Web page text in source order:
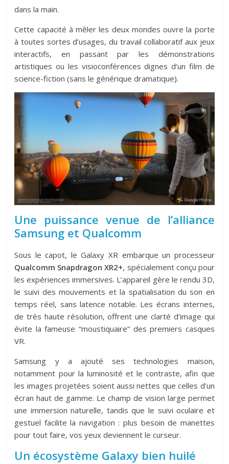
dans la main.
Cette capacité à mêler les deux mondes ouvre la porte
à toutes sortes d’usages, du travail collaboratif aux jeux
interactifs, en passant par les démonstrations
artistiques ou les visioconférences dignes d’un film de
science-fiction (sans le générique dramatique).
Une puissance venue de l’alliance
Samsung et Qualcomm
Sous le capot, le Galaxy XR embarque un processeur
Qualcomm Snapdragon XR2+, spécialement conçu pour
les expériences immersives. L’appareil gère le rendu 3D,
le suivi des mouvements et la spatialisation du son en
temps réel, sans latence notable. Les écrans internes,
de très haute résolution, offrent une clarté d’image qui
évite la fameuse “moustiquaire” des premiers casques
VR.
Samsung y a ajouté ses technologies maison,
notamment pour la luminosité et le contraste, afin que
les images projetées soient aussi nettes que celles d’un
écran haut de gamme. Le champ de vision large permet
une immersion naturelle, tandis que le suivi oculaire et
gestuel facilite la navigation : plus besoin de manettes
pour tout faire, vos yeux deviennent le curseur.
Un écosystème Galaxy bien huilé